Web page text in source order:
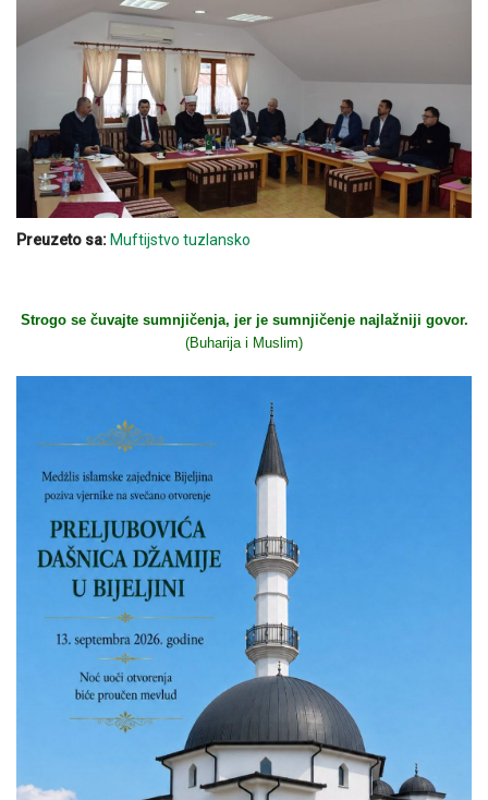
Preuzeto sa: Muftijstvo tuzlansko
Strogo se čuvajte sumnjičenja, jer je sumnjičenje najlažniji govor.
(Buharija i Muslim)